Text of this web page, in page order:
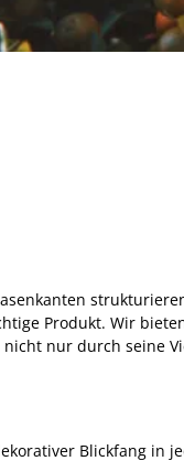
Produkt. Wir
nur durch seine
Blickfang in